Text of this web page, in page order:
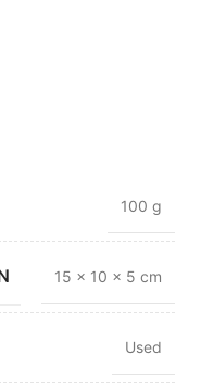
100 g
15 × 10 × 5 cm
Used